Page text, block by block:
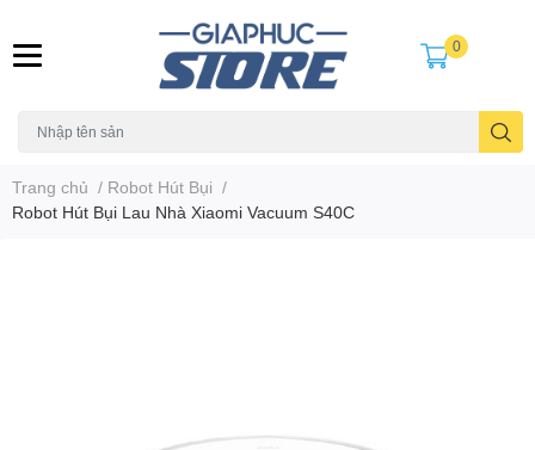
0
Trang chủ / Robot Hút Bụi /
Robot Hút Bụi Lau Nhà Xiaomi Vacuum S40C